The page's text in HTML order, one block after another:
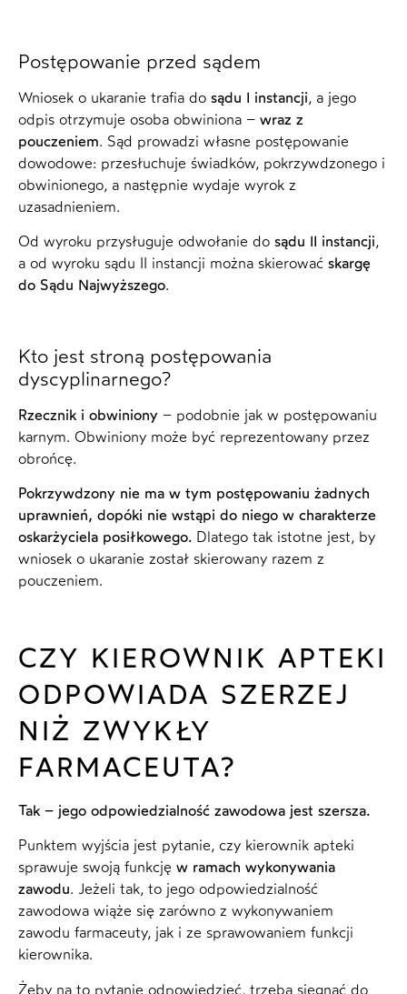
Postępowanie przed sądem
Wniosek o ukaranie trafia do sądu I instancji, a jego
odpis otrzymuje osoba obwiniona – wraz z
pouczeniem. Sąd prowadzi własne postępowanie
dowodowe: przesłuchuje świadków, pokrzywdzonego i
obwinionego, a następnie wydaje wyrok z
uzasadnieniem.
Od wyroku przysługuje odwołanie do sądu II instancji,
a od wyroku sądu II instancji można skierować skargę
do Sądu Najwyższego.
Kto jest stroną postępowania
dyscyplinarnego?
Rzecznik i obwiniony – podobnie jak w postępowaniu
karnym. Obwiniony może być reprezentowany przez
obrońcę.
Pokrzywdzony nie ma w tym postępowaniu żadnych
uprawnień, dopóki nie wstąpi do niego w charakterze
oskarżyciela posiłkowego. Dlatego tak istotne jest, by
wniosek o ukaranie został skierowany razem z
pouczeniem.
CZY KIEROWNIK APTEKI
ODPOWIADA SZERZEJ
NIŻ ZWYKŁY
FARMACEUTA?
Tak – jego odpowiedzialność zawodowa jest szersza.
Punktem wyjścia jest pytanie, czy kierownik apteki
sprawuje swoją funkcję w ramach wykonywania
zawodu. Jeżeli tak, to jego odpowiedzialność
zawodowa wiąże się zarówno z wykonywaniem
zawodu farmaceuty, jak i ze sprawowaniem funkcji
kierownika.
Żeby na to pytanie odpowiedzieć, trzeba sięgnąć do